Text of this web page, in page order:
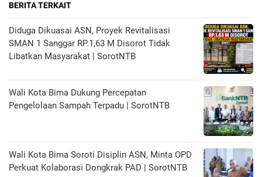
BERITA TERKAIT
Diduga Dikuasai ASN, Proyek Revitalisasi
SMAN 1 Sanggar RP.1,63 M Disorot Tidak
Libatkan Masyarakat | SorotNTB
Wali Kota Bima Dukung Percepatan
Pengelolaan Sampah Terpadu | SorotNTB
Wali Kota Bima Soroti Disiplin ASN, Minta OPD
Perkuat Kolaborasi Dongkrak PAD | SorotNTB